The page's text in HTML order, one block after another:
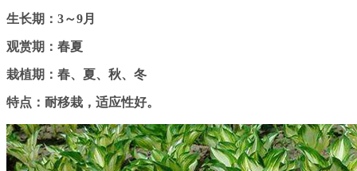
生长期：3～9月
观赏期：春夏
栽植期：春、夏、秋、冬
特点：耐移栽，适应性好。